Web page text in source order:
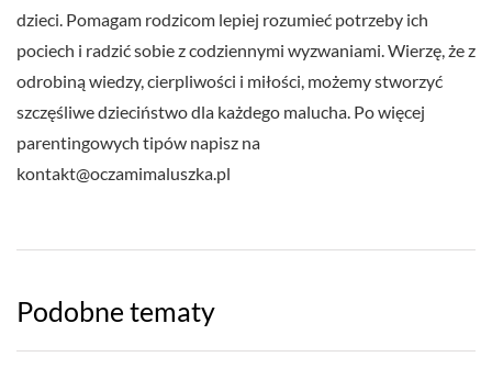
dzieci. Pomagam rodzicom lepiej rozumieć potrzeby ich
pociech i radzić sobie z codziennymi wyzwaniami. Wierzę, że z
odrobiną wiedzy, cierpliwości i miłości, możemy stworzyć
szczęśliwe dzieciństwo dla każdego malucha. Po więcej
parentingowych tipów napisz na
kontakt@oczamimaluszka.pl
Podobne tematy